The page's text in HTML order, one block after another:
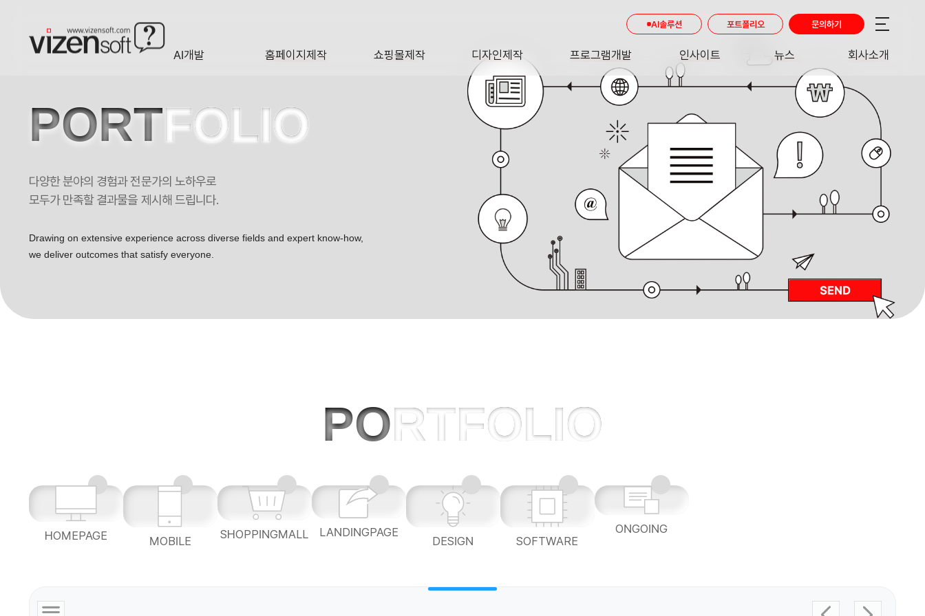
AI개발 홈페이지제작 쇼핑몰제작 디자인제작
DESIGN
프로그램개발
SOFTWARE
인사이트
INSIGHT
뉴스
NEWS
회사소개
AI솔루션 포트폴리오 문의하기
비수술적 척추, 관절, 수술 후 통증전문 병원 포트폴리오
PORTFOLIO
다양한 분야의 경험과 전문가의 노하우로
모두가 만족할 결과물을 제시해 드립니다.
Drawing on extensive experience across diverse fields and expert know-how,
we deliver outcomes that satisfy everyone.
PORTFOLIO
HOMEPAGE MOBILE SHOPPINGMALL LANDINGPAGE
DESIGN SOFTWARE
ONGOING